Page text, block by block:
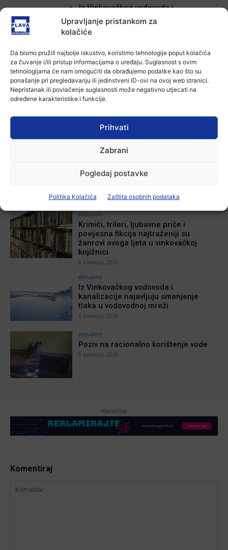
Upravljanje pristankom za
kolačiće
Da bismo pružili najbolje iskustvo, koristimo tehnologije poput kolačića
za čuvanje i/ili pristup informacijama o uređaju. Suglasnost s ovim
tehnologijama će nam omogućiti da obrađujemo podatke kao što su
ponašanje pri pregledavanju ili jedinstveni ID-ovi na ovoj web stranici.
Nepristanak ili povlačenje suglasnosti može negativno utjecati na
određene karakteristike i funkcije.
Prihvati
Zabrani
Pogledaj postavke
Politika Kolačića Zaštita osobnih podataka
Iz Vinkovačkog vodovoda i
kanalizacije najavljuju smanjenje
tlaka u vodovodnoj mreži
Ana Tokić
Aktualno
Poziv na racionalno korištenje vode
Plava vinkovačka - 6 kolovoza, 2026
POVEZANE VIJESTI
plovidba na Dunavu
Aktualno
Krimići, trileri, ljubavne priče i
povijesna fikcija najtraženiji su
žanrovi ovoga ljeta u vinkovačkoj
knjižnici
6 kolovoza, 2026
Aktualno
Iz Vinkovačkog vodovoda i
kanalizacije najavljuju smanjenje
tlaka u vodovodnoj mreži
6 kolovoza, 2026
Aktualno
Poziv na racionalno korištenje vode
6 kolovoza, 2026
-Marketing-
Komentiraj